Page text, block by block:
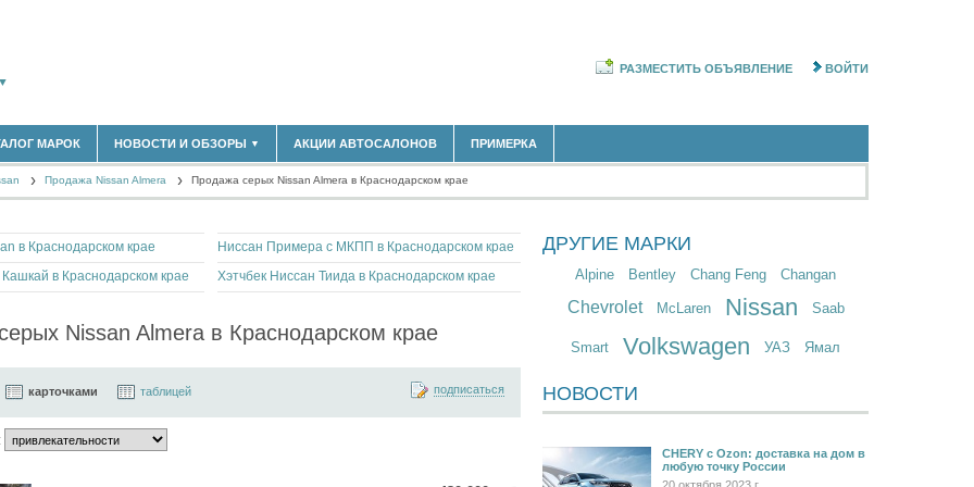
▼
(14298)
РАЗМЕСТИТЬ ОБЪЯВЛЕНИЕ ВОЙТИ
МАРОК НОВОСТИ И ОБЗОРЫ ▼
НОВОСТИ РЫНКА
МАТЕРИАЛЫ ПАРТНЕРОВ
ВЫСТАВКИ И АВТОСАЛОНЫ
АКЦИИ АВТОСАЛОНОВ ПРИМЕРКА
Продажа Nissan Almera Продажа серых Nissan Almera в Краснодарском крае
в Краснодарском крае
Ниссан Примера с МКПП в Краснодарском крае
в Краснодарском крае
Хэтчбек Ниссан Тиида в Краснодарском крае
Nissan Almera в Краснодарском крае
карточками таблицей подписаться
ДРУГИЕ МАРКИ
Alpine Bentley Chang Feng Changan
Chevrolet McLaren Nissan Saab
Smart Volkswagen УАЗ Ямал
НОВОСТИ
CHERY c Ozon: доставка на дом в
любую точку России